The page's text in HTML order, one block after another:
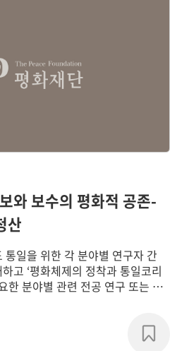
와 보수의 평화적 공존-
산
통일을 위한 각 분야별 연구자 간
고 ‘평화체제의 정착과 통일코리
한 분야별 관련 전공 연구 또는 학
젝트를 진행했습니다.